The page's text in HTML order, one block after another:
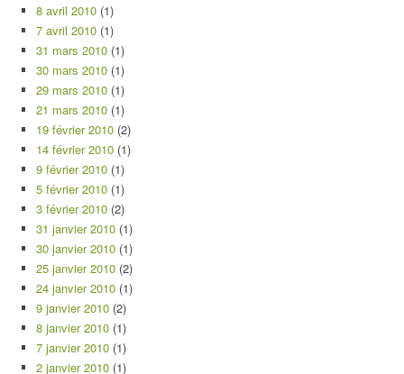
8 avril 2010 (1)
7 avril 2010 (1)
31 mars 2010 (1)
30 mars 2010 (1)
29 mars 2010 (1)
21 mars 2010 (1)
19 février 2010 (2)
14 février 2010 (1)
9 février 2010 (1)
5 février 2010 (1)
3 février 2010 (2)
31 janvier 2010 (1)
30 janvier 2010 (1)
25 janvier 2010 (2)
24 janvier 2010 (1)
9 janvier 2010 (2)
8 janvier 2010 (1)
7 janvier 2010 (1)
2 janvier 2010 (1)